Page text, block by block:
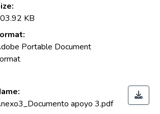
KB
Portable Document
apoyo 3.pdf